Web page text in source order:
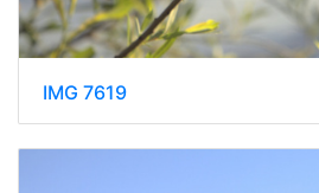
IMG 7619